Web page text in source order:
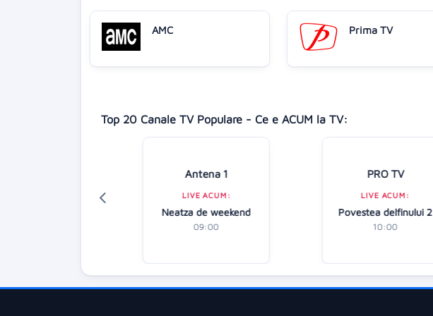
AMC Prima TV
Top 20 Canale TV Populare - Ce e ACUM la TV:
Antena 1
LIVE ACUM:
Neatza de weekend
09:00
PRO TV
LIVE ACUM:
Povestea delfinului 2
10:00